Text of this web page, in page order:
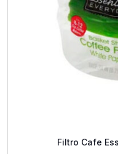
Filtro Cafe